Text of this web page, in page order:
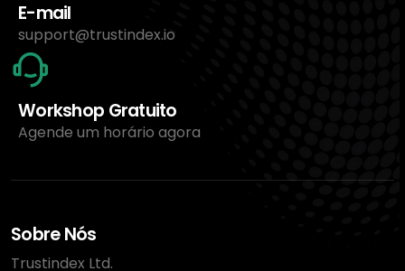
E-mail
support@trustindex.io
Workshop Gratuito
Agende um horário agora
Sobre Nós
Trustindex Ltd.